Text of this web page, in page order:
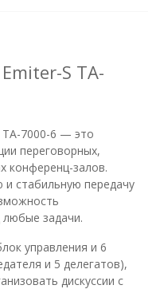
S TA-
7000-6 — это
переговорных,
конференц-залов.
и стабильную передачу
задачи.
управления и 6
и 5 делегатов),
дискуссии с